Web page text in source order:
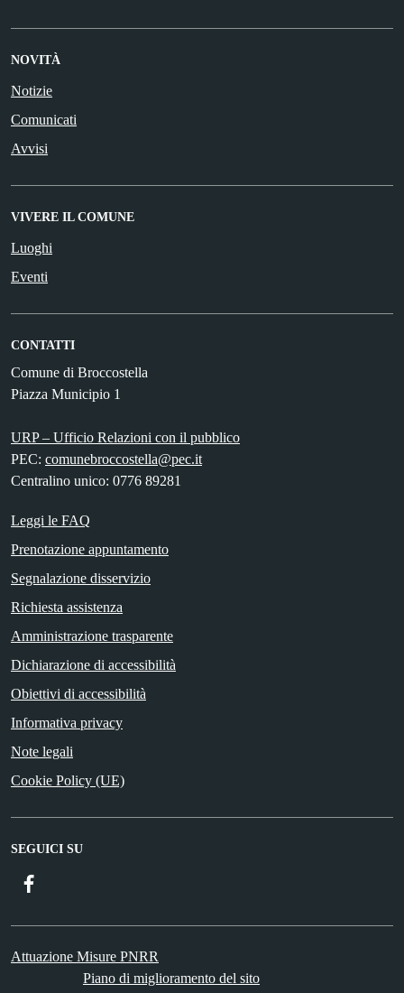
NOVITÀ
Notizie
Comunicati
Avvisi
VIVERE IL COMUNE
Luoghi
Eventi
CONTATTI
Comune di Broccostella
Piazza Municipio 1
URP – Ufficio Relazioni con il pubblico
PEC: comunebroccostella@pec.it
Centralino unico: 0776 89281
Leggi le FAQ
Prenotazione appuntamento
Segnalazione disservizio
Richiesta assistenza
Amministrazione trasparente
Dichiarazione di accessibilità
Obiettivi di accessibilità
Informativa privacy
Note legali
Cookie Policy (UE)
SEGUICI SU
Attuazione Misure PNRR
Piano di miglioramento del sito